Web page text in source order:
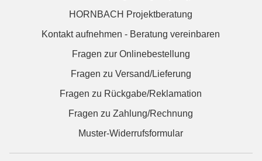
HORNBACH Projektberatung
Kontakt aufnehmen - Beratung vereinbaren
Fragen zur Onlinebestellung
Fragen zu Versand/Lieferung
Fragen zu Rückgabe/Reklamation
Fragen zu Zahlung/Rechnung
Muster-Widerrufsformular